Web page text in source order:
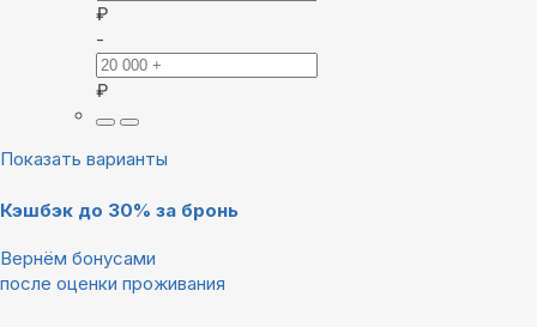
₽
-
₽
Показать варианты
Кэшбэк до 30% за бронь
Вернём бонусами
после оценки проживания